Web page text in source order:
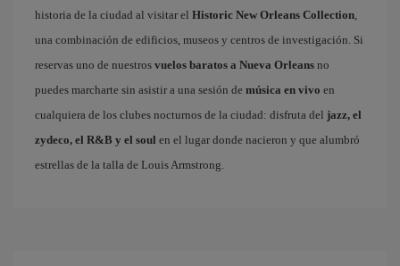
historia de la ciudad al visitar el Historic New Orleans Collection
una combinación de edificios, museos y centros de investigación. Si
reservas uno de nuestros vuelos baratos a Nueva Orleans no
puedes marcharte sin asistir a una sesión de música en vivo en
cualquiera de los clubes nocturnos de la ciudad: disfruta del jazz, el
zydeco, el R&B y el soul en el lugar donde nacieron y que alumbró
estrellas de la talla de Louis Armstrong.